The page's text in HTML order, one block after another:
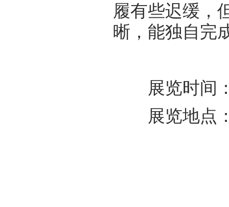
履有些迟缓，
晰，能独自完
展览时间：
展览地点：